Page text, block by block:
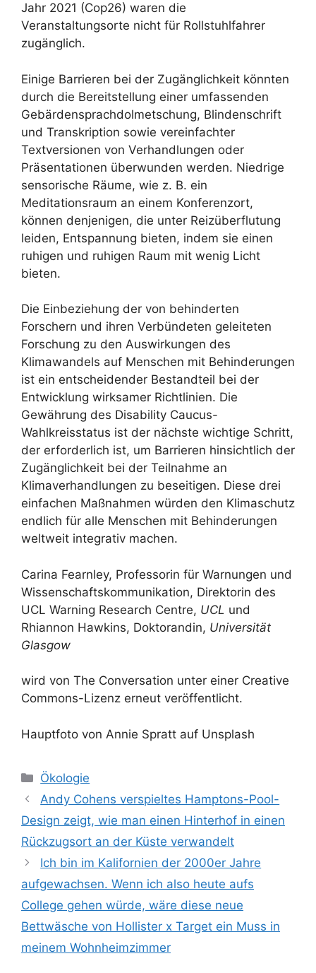
Jahr 2021 (Cop26) waren die
Veranstaltungsorte nicht für Rollstuhlfahrer
zugänglich.
Einige Barrieren bei der Zugänglichkeit könnten
durch die Bereitstellung einer umfassenden
Gebärdensprachdolmetschung, Blindenschrift
und Transkription sowie vereinfachter
Textversionen von Verhandlungen oder
Präsentationen überwunden werden. Niedrige
sensorische Räume, wie z. B. ein
Meditationsraum an einem Konferenzort,
können denjenigen, die unter Reizüberflutung
leiden, Entspannung bieten, indem sie einen
ruhigen und ruhigen Raum mit wenig Licht
bieten.
Die Einbeziehung der von behinderten
Forschern und ihren Verbündeten geleiteten
Forschung zu den Auswirkungen des
Klimawandels auf Menschen mit Behinderungen
ist ein entscheidender Bestandteil bei der
Entwicklung wirksamer Richtlinien. Die
Gewährung des Disability Caucus-
Wahlkreisstatus ist der nächste wichtige Schritt,
der erforderlich ist, um Barrieren hinsichtlich der
Zugänglichkeit bei der Teilnahme an
Klimaverhandlungen zu beseitigen. Diese drei
einfachen Maßnahmen würden den Klimaschutz
endlich für alle Menschen mit Behinderungen
weltweit integrativ machen.
Carina Fearnley, Professorin für Warnungen und
Wissenschaftskommunikation, Direktorin des
UCL Warning Research Centre, UCL und
Rhiannon Hawkins, Doktorandin, Universität
Glasgow
wird von The Conversation unter einer Creative
Commons-Lizenz erneut veröffentlicht.
Hauptfoto von Annie Spratt auf Unsplash
Kategorien
Ökologie
Andy Cohens verspieltes Hamptons-Pool-
Design zeigt, wie man einen Hinterhof in einen
Rückzugsort an der Küste verwandelt
Ich bin im Kalifornien der 2000er Jahre
aufgewachsen. Wenn ich also heute aufs
College gehen würde, wäre diese neue
Bettwäsche von Hollister x Target ein Muss in
meinem Wohnheimzimmer